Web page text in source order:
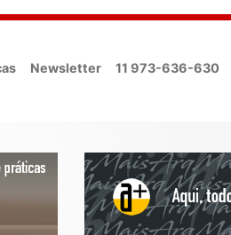
Newsletter 11 973-636-630